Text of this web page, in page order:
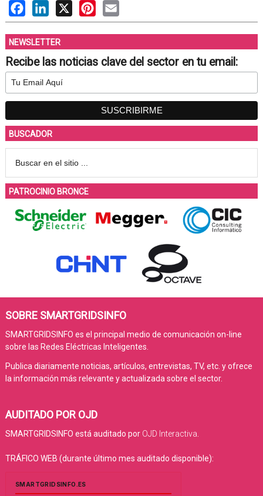
FacebookLinkedIn
X PinterestEmail
NEWSLETTER
Recibe las noticias clave del sector en tu email:
BUSCADOR
PATROCINIO BRONCE
SOBRE SMARTGRIDSINFO
SMARTGRIDSINFO es el principal medio de comunicación on-line
sobre las Redes Eléctricas Inteligentes.
Publica diariamente noticias, artículos, entrevistas, TV, etc. y ofrece
la información más relevante y actualizada sobre el sector.
AUDITADO POR OJD
SMARTGRIDSINFO está auditado por OJD Interactiva.
TRÁFICO WEB (durante último mes auditado disponible):